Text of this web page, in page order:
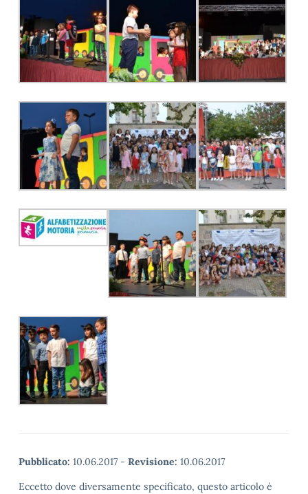
Pubblicato: 10.06.2017 - Revisione: 10.06.2017
Eccetto dove diversamente specificato, questo articolo è